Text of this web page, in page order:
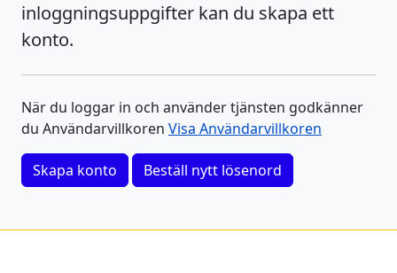
inloggningsuppgifter kan du skapa ett
konto.
När du loggar in och använder tjänsten godkänner
du Användarvillkoren Visa Användarvillkoren
Skapa konto Beställ nytt lösenord